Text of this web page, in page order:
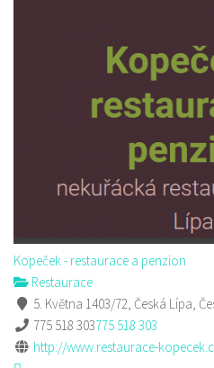
Kopeček - restaurace a penzion
Restaurace
5. Května 1403/72, Česká Lípa,
775 518 303775 518 303
http://www.restaurace-